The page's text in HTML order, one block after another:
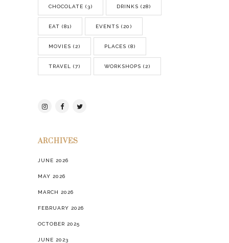
CHOCOLATE (3) DRINKS (28)
EAT (81) EVENTS (20)
MOVIES (2) PLACES (8)
TRAVEL (7) WORKSHOPS (2)
ARCHIVES
JUNE 2026
MAY 2026
MARCH 2026
FEBRUARY 2026
OCTOBER 2025
JUNE 2023